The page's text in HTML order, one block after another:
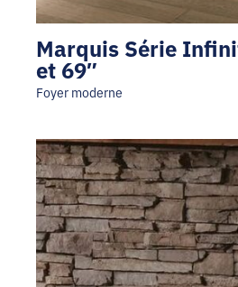
Marquis Série
et 69″
Foyer moderne